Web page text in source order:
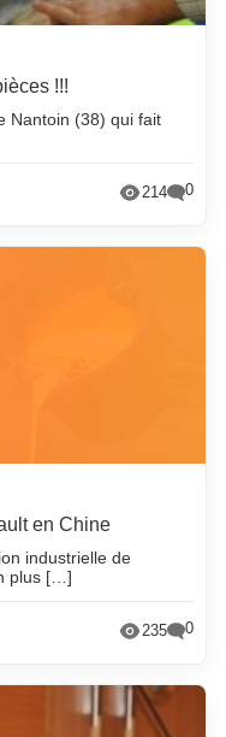
!!!
Nantoin (38) qui fait
214 0
en Chine
industrielle de
plus […]
235 0